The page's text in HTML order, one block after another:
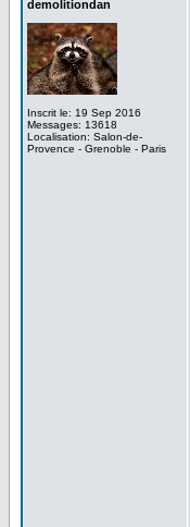
demolitiondan
Inscrit le: 19 Sep 2016
Messages: 13618
Localisation: Salon-de-
Provence - Grenoble - Paris